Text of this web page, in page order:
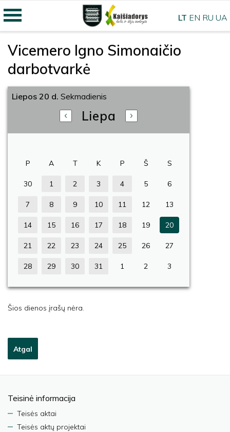
Vicemero Igno Simonaičio
darbotvarkė
Liepos 20 d. Sekmadienis
Liepa
P A T K P Š S
30 1 2 3 4 5 6
7 8 9 10 11 12 13
14 15 16 17 18 19 20
21 22 23 24 25 26 27
28 29 30 31 1 2 3
Šios dienos įrašų nėra.
Atgal
Teisinė informacija
Teisės aktai
Teisės aktų projektai
LT EN RU UA